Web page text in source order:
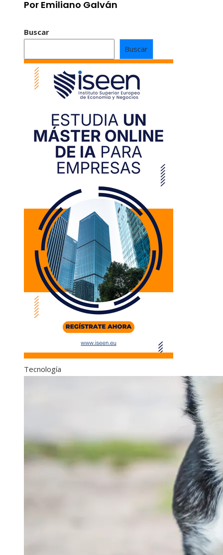
Por Emiliano Galván
Buscar
Buscar
Tecnología